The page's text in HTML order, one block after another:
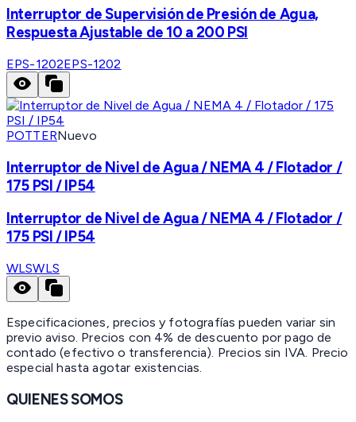
Interruptor de Supervisión de Presión de Agua,
Respuesta Ajustable de 10 a 200 PSI
EPS-1202EPS-1202
POTTERNuevo
Interruptor de Nivel de Agua / NEMA 4 / Flotador /
175 PSI / IP54
Interruptor de Nivel de Agua / NEMA 4 / Flotador /
175 PSI / IP54
WLSWLS
Especificaciones, precios y fotografías pueden variar sin
previo aviso. Precios con 4% de descuento por pago de
contado (efectivo o transferencia). Precios sin IVA. Precio
especial hasta agotar existencias.
QUIENES SOMOS